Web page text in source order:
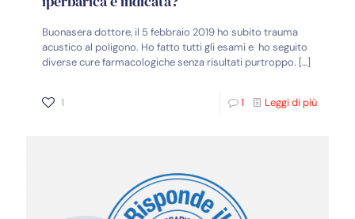
Buonasera dottore, il 5 febbraio 2019 ho subito trauma
acustico al poligono. Ho fatto tutti gli esami e ho seguito
diverse cure farmacologiche senza risultati purtroppo. […]
1 1 Leggi di più